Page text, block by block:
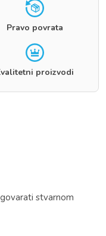
Pravo povrata
proizvodi
stvarnom